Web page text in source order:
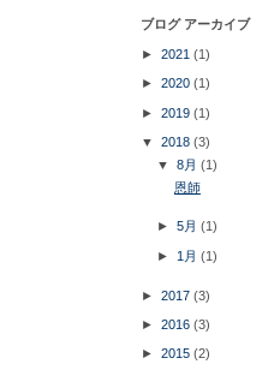
ブログ アーカイブ
► 2021 (1)
► 2020 (1)
► 2019 (1)
▼ 2018 (3)
▼8月(1)
恩師
►5月(1)
► 1月(1)
► 2017 (3)
► 2016 (3)
► 2015 (2)